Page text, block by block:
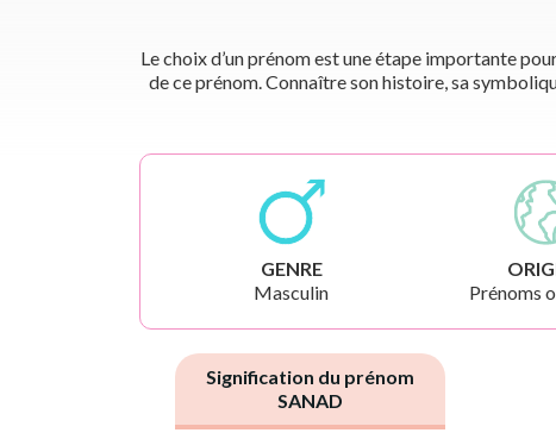
Le choix d’un prénom est une étape importante
de ce prénom. Connaître son histoire, sa
GENRE
Masculin
Prénoms
Signification du prénom
SANAD